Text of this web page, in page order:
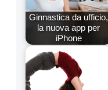
Ginnastica da ufficio,
la nuova app per
iPhone